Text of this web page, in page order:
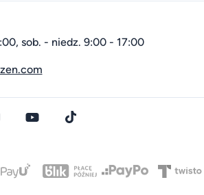
sob. - niedz. 9:00 - 17:00